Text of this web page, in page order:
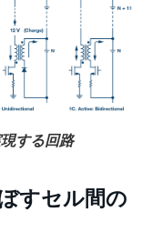
する回路
すセル間の